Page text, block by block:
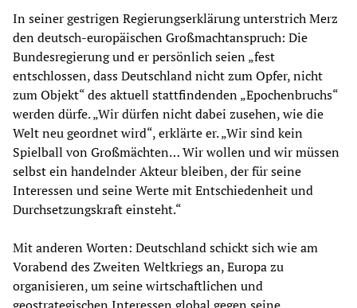
In seiner gestrigen Regierungserklärung unterstrich Merz
den deutsch-europäischen Großmachtanspruch: Die
Bundesregierung und er persönlich seien „fest
entschlossen, dass Deutschland nicht zum Opfer, nicht
zum Objekt“ des aktuell stattfindenden „Epochenbruchs“
werden dürfe. „Wir dürfen nicht dabei zusehen, wie die
Welt neu geordnet wird“, erklärte er. „Wir sind kein
Spielball von Großmächten… Wir wollen und wir müssen
selbst ein handelnder Akteur bleiben, der für seine
Interessen und seine Werte mit Entschiedenheit und
Durchsetzungskraft einsteht.“
Mit anderen Worten: Deutschland schickt sich wie am
Vorabend des Zweiten Weltkriegs an, Europa zu
organisieren, um seine wirtschaftlichen und